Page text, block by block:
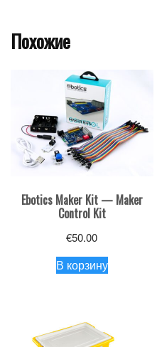
Похожие
Ebotics Maker Kit — Maker
Control Kit
€50.00
В корзину